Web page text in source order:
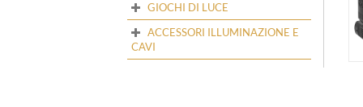
GIOCHI DI LUCE
ACCESSORI ILLUMINAZIONE E
CAVI